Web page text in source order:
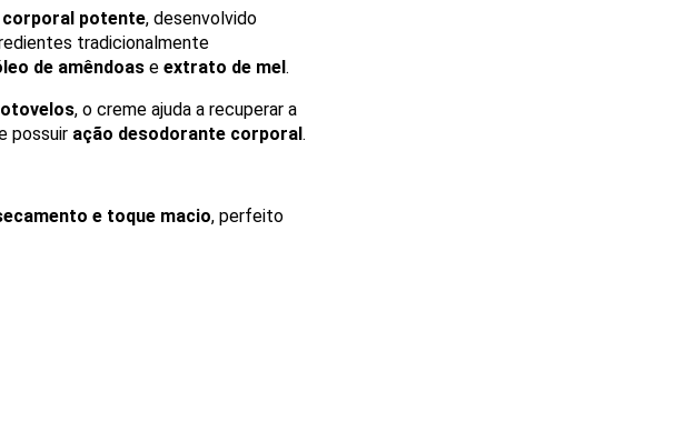
potente, desenvolvido
tradicionalmente
de amêndoas e extrato de mel.
, o creme ajuda a recuperar a
possuir ação desodorante corporal.
e toque macio, perfeito